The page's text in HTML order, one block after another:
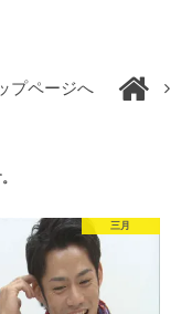
プページへ
三月